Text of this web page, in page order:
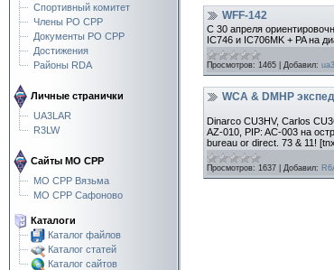
Спортивный комитет
Члены РО СРР
Документы РО СРР
Достижения
Районы RDA
Личные странички
UA3LAR
R3LW
Сайты МО СРР
МО СРР Вязьма
МО СРР Сафоново
Каталоги
Каталог файлов
Каталог статей
Каталог сайтов
WFF-142
С 30 апреля
IC746 и IC706MK + PA на
Просмотров: 1465 Добавил:
WCA & DMHP
Dinarco CU3HV, Carlos
AZ-010, PIP: AC-003 на
bureau or direct. 73 & 11!
Просмотров: 1637 Добавил: